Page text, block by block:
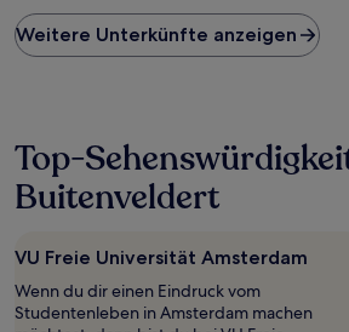
Preis
pro
Nacht,
letzten
24 Stunden
für
einen
mit
von
2 Erwachsenen
Weitere Unterkünfte anzeigen
Top-
Buitenveldert
VU Freie Universität Amsterdam
Wenn du dir einen Eindruck vom
Studentenleben in Amsterdam machen